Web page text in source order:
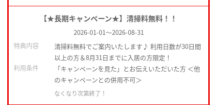
【★長期キャンペーン★】清掃料無料！！
2026-01-01～2026-08-31
特典内容
清掃料無料でご案内いたします♪ 利用日数が30日間
以上の方＆8月31日までに入居の方限定！
利用条件
「キャンペーンを見た」とお伝えいただいた方 ＜他
のキャンペーンとの併用不可＞
なくなり次第終了！